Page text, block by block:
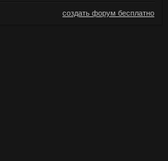
создать форум бесплатно